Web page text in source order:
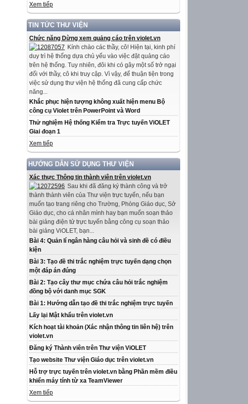
Xem tiếp
TIN TỨC THƯ VIỆN
Chức năng Dừng xem quảng cáo trên violet.vn
Kính chào các thầy, cô! Hiện tại, kinh phí
duy trì hệ thống dựa chủ yếu vào việc đặt quảng cáo
trên hệ thống. Tuy nhiên, đôi khi có gây một số trở ngại
đối với thầy, cô khi truy cập. Vì vậy, để thuận tiện trong
việc sử dụng thư viện hệ thống đã cung cấp chức
năng...
Khắc phục hiện tượng không xuất hiện menu Bộ
công cụ Violet trên PowerPoint và Word
Thử nghiệm Hệ thống Kiểm tra Trực tuyến ViOLET
Giai đoạn 1
Xem tiếp
HƯỚNG DẪN SỬ DỤNG THƯ VIỆN
Xác thực Thông tin thành viên trên violet.vn
Sau khi đã đăng ký thành công và trở
thành thành viên của Thư viện trực tuyến, nếu bạn
muốn tạo trang riêng cho Trường, Phòng Giáo dục, Sở
Giáo dục, cho cá nhân mình hay bạn muốn soạn thảo
bài giảng điện tử trực tuyến bằng công cụ soạn thảo
bài giảng ViOLET, bạn...
Bài 4: Quản lí ngân hàng câu hỏi và sinh đề có điều
kiện
Bài 3: Tạo đề thi trắc nghiệm trực tuyến dạng chọn
một đáp án đúng
Bài 2: Tạo cây thư mục chứa câu hỏi trắc nghiệm
đồng bộ với danh mục SGK
Bài 1: Hướng dẫn tạo đề thi trắc nghiệm trực tuyến
Lấy lại Mật khẩu trên violet.vn
Kích hoạt tài khoản (Xác nhận thông tin liên hệ) trên
violet.vn
Đăng ký Thành viên trên Thư viện ViOLET
Tạo website Thư viện Giáo dục trên violet.vn
Hỗ trợ trực tuyến trên violet.vn bằng Phần mềm điều
khiển máy tính từ xa TeamViewer
Xem tiếp